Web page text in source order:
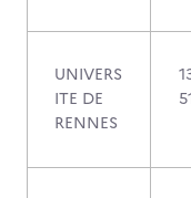
UNIVERS
ITE DE
RENNES